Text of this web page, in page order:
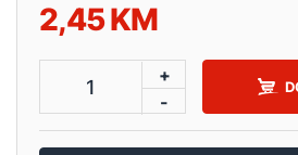
2,45
1
+
-